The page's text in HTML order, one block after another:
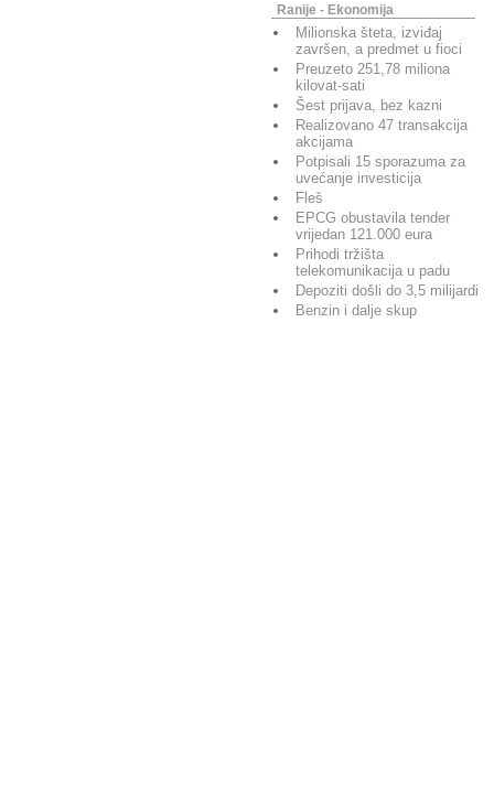
Ranije - Ekonomija
Milionska šteta, izviđaj
završen, a predmet u fioci
Preuzeto 251,78 miliona
kilovat-sati
Šest prijava, bez kazni
Realizovano 47 transakcija
akcijama
Potpisali 15 sporazuma za
uvećanje investicija
Fleš
EPCG obustavila tender
vrijedan 121.000 eura
Prihodi tržišta
telekomunikacija u padu
Depoziti došli do 3,5 milijardi
Benzin i dalje skup